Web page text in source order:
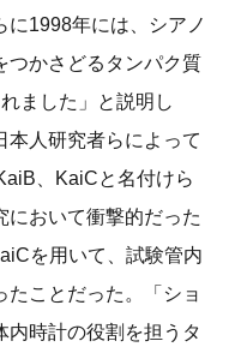
に1998年には、シアノ
つかさどるタンパク質
ました」と説明し
本人研究者らによって
、KaiCと名付けら
において衝撃的だった
を用いて、試験管内
たことだった。「ショ
内時計の役割を担うタ